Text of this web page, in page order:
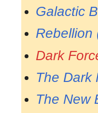
Galactic
Rebellion
Dark
The Dark
The New